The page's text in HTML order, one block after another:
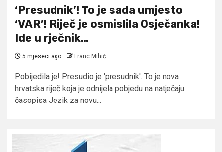
‘Presudnik’! To je sada umjesto
‘VAR’! Riječ je osmislila Osječanka!
Ide u rječnik…
5 mjeseci ago Franc Mihić
Pobijedila je! Presudio je 'presudnik'. To je nova
hrvatska riječ koja je odnijela pobjedu na natječaju
časopisa Jezik za novu...